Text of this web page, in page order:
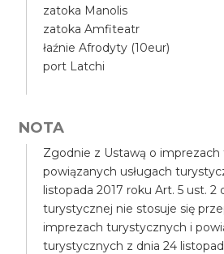
zatoka Manolis
zatoka Amfiteatr
łaźnie Afrodyty (10eur)
port Latchi
NOTA
Zgodnie z Ustawą o
powiązanych usługach
listopada 2017 roku Art. 5 ust. 2
turystycznej nie stosuje się
imprezach turystycznych i
turystycznych z dnia 24